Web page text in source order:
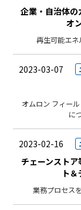
企業・自治体
オ
再生可能エ
2023-03-07
オムロン フィー
に
2023-02-16
チェーンスト
ト
業務プロセス